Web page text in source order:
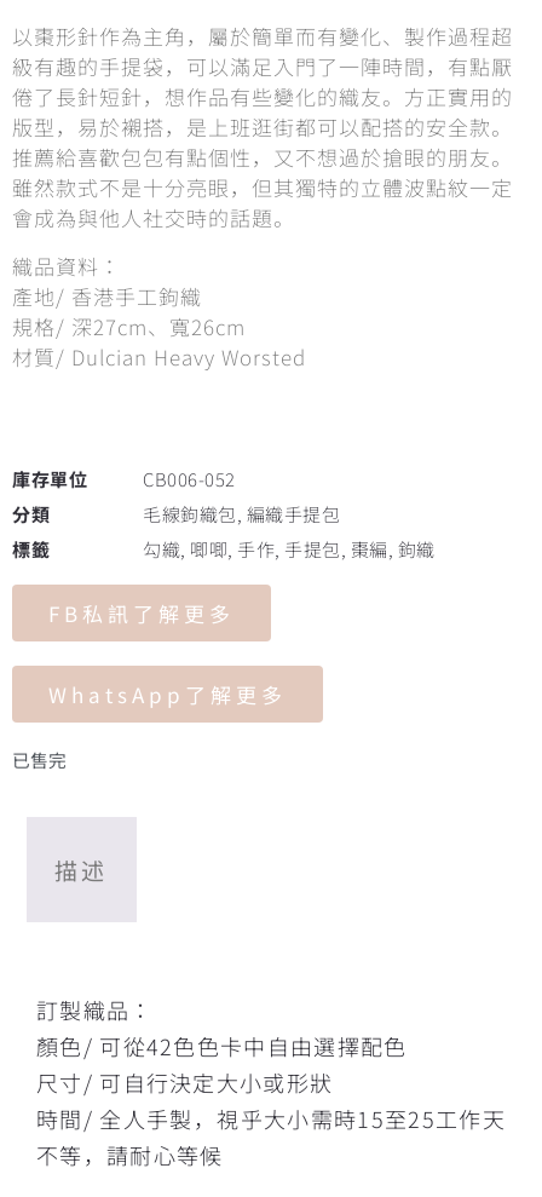
以棗形針作為主角，屬於簡單而有變化、製作過程超
級有趣的手提袋，可以滿足入門了一陣時間，有點厭
倦了長針短針，想作品有些變化的織友。方正實用的
版型，易於襯搭，是上班逛街都可以配搭的安全款。
推薦給喜歡包包有點個性，又不想過於搶眼的朋友。
雖然款式不是十分亮眼，但其獨特的立體波點紋一定
會成為與他人社交時的話題。
織品資料：
產地/ 香港手工鉤織
規格/ 深27cm、寬26cm
材質/ Dulcian Heavy Worsted
庫存單位
CB006-052
分類
毛線鉤織包, 編織手提包
標籤
勾織, 唧唧, 手作, 手提包, 棗編, 鉤織
FB私訊了解更多
WhatsApp了解更多
已售完
描述
訂製織品：
顏色/ 可從42色色卡中自由選擇配色
尺寸/ 可自行決定大小或形狀
時間/ 全人手製，視乎大小需時15至25工作天
不等，請耐心等候